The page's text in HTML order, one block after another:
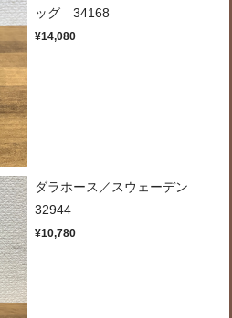
ッグ 34168
¥14,080
ダラホース／スウェーデン
32944
¥10,780